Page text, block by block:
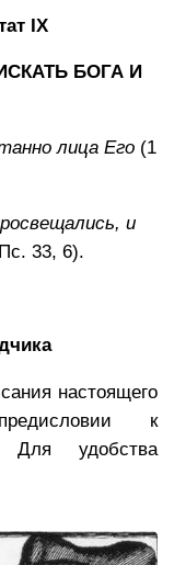
IX
БОГА И
лица Его (1
и
33, 6).
настоящего
к
удобства